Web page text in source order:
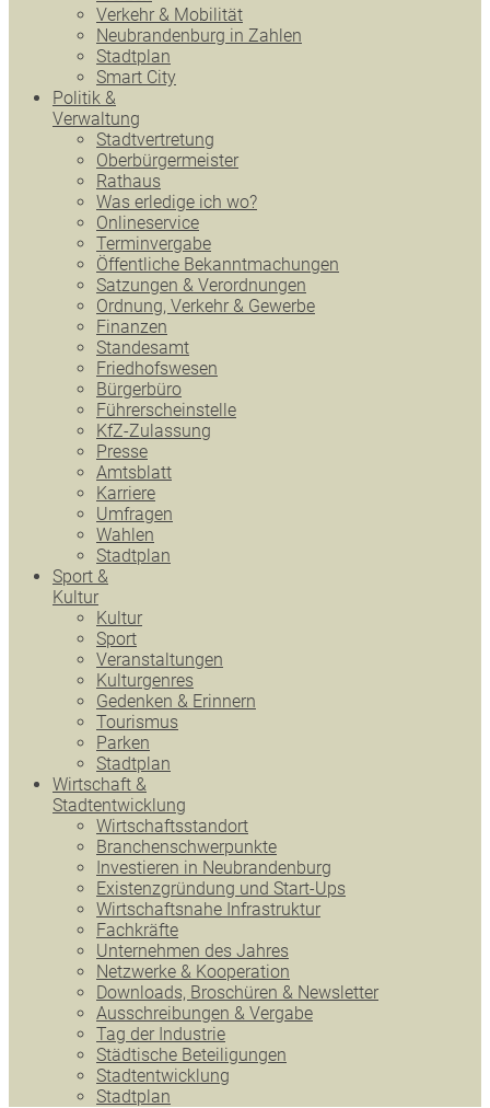
Verkehr & Mobilität
Neubrandenburg in Zahlen
Stadtplan
Smart City
Politik &
Verwaltung
Stadtvertretung
Oberbürgermeister
Rathaus
Was erledige ich wo?
Onlineservice
Terminvergabe
Öffentliche Bekanntmachungen
Satzungen & Verordnungen
Ordnung, Verkehr & Gewerbe
Finanzen
Standesamt
Friedhofswesen
Bürgerbüro
Führerscheinstelle
KfZ-Zulassung
Presse
Amtsblatt
Karriere
Umfragen
Wahlen
Stadtplan
Sport &
Kultur
Kultur
Sport
Veranstaltungen
Kulturgenres
Gedenken & Erinnern
Tourismus
Parken
Stadtplan
Wirtschaft &
Stadtentwicklung
Wirtschaftsstandort
Branchenschwerpunkte
Investieren in Neubrandenburg
Existenzgründung und Start-Ups
Wirtschaftsnahe Infrastruktur
Fachkräfte
Unternehmen des Jahres
Netzwerke & Kooperation
Downloads, Broschüren & Newsletter
Ausschreibungen & Vergabe
Tag der Industrie
Städtische Beteiligungen
Stadtentwicklung
Stadtplan